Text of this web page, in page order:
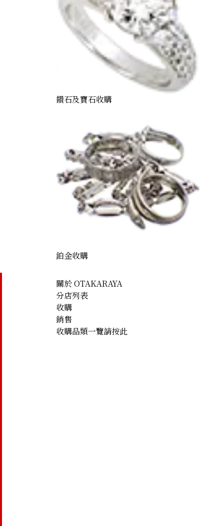
Alexandrite necklace 1.37 ct
鑽石及寶石收購
鉑金收購
關於 OTAKARAYA
分店列表
收購
銷售
收購品類一覽請按此